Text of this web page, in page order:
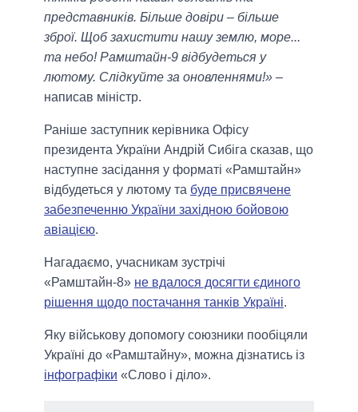
представників. Більше довіри – більше
зброї. Щоб захистити нашу землю, море...
та небо! Рамштайн-9 відбудеться у
лютому. Слідкуйте за оновленнями!» –
написав міністр.
Раніше заступник керівника Офісу
президента України Андрій Сибіга сказав, що
наступне засідання у форматі «Рамштайн»
відбудеться у лютому та буде присвячене
забезпеченню України західною бойовою
авіацією.
Нагадаємо, учасникам зустрічі
«Рамштайн-8» не вдалося досягти єдиного
рішення щодо постачання танків Україні.
Яку військову допомогу союзники пообіцяли
Україні до «Рамштайну», можна дізнатись із
інфографіки «Слово і діло».